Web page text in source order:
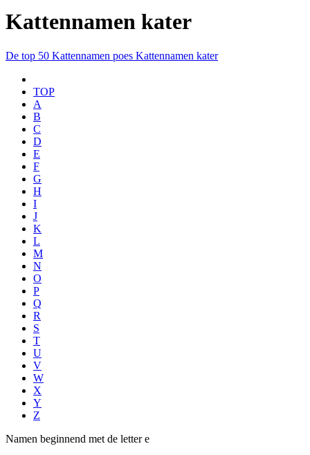
Kattennamen kater
De top 50 Kattennamen poes Kattennamen kater
TOP
A
B
C
D
E
F
G
H
I
J
K
L
M
N
O
P
Q
R
S
T
U
V
W
X
Y
Z
Namen beginnend met de letter e